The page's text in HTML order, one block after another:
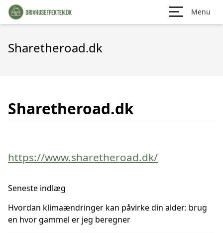
Menu
Sharetheroad.dk
Sharetheroad.dk
https://www.sharetheroad.dk/
Seneste indlæg
Hvordan klimaændringer kan påvirke din alder: brug
en hvor gammel er jeg beregner